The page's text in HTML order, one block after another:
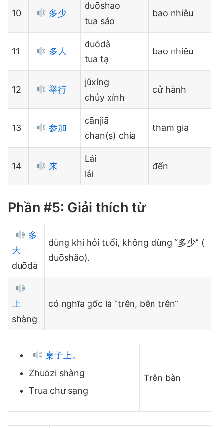
10 多少
duōshao
tua sảo
bao nhiêu
11 多大
duōdà
tua tạ
bao nhiêu
12 举行
jǔxíng
chủy xính
cử hành
13 参加
cānjiā
chan(s) chia
tham gia
14 来
Lái
lái
đến
Phần #5: Giải thích từ
多
大
duōdà
dùng khi hỏi tuổi, không dùng “多少” (
duōshăo).
上
shàng
có nghĩa gốc là “trên, bên trên”
桌子上。
Zhuōzi shàng
Trua chư sạng
Trên bàn